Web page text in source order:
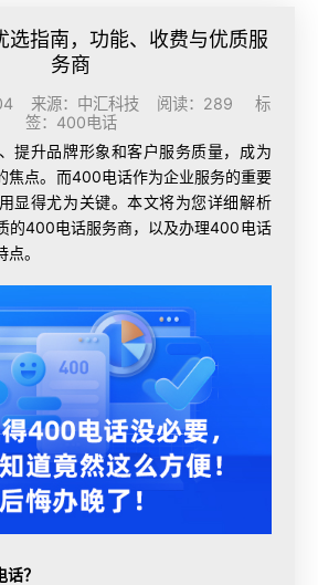
选指南，功能、收费与优质服
务商
来源：中汇科技 阅读：289 标
签： 400电话
提升品牌形象和客户服务质量，成为
焦点。而400电话作为企业服务的重要
显得尤为关键。本文将为您详细解析
的400电话服务商，以及办理400电话
。
？